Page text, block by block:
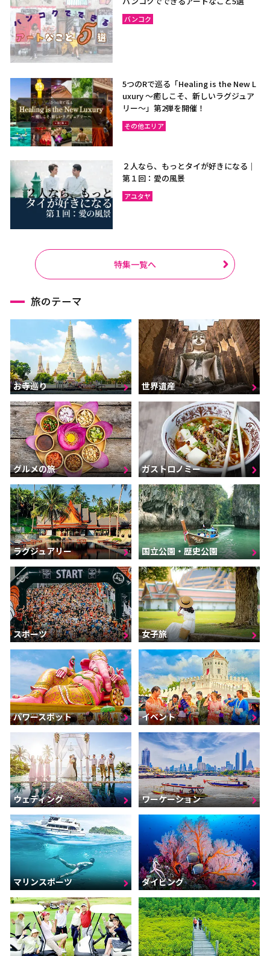
バンコク
5つのRで巡る「Healing is the New L
uxury ～癒しこそ、新しいラグジュア
リー〜」第2弾を開催！
その他エリア
２人なら、もっとタイが好きになる｜
第１回：愛の風景
アユタヤ
特集一覧へ
旅のテーマ
お寺巡り 世界遺産
グルメの旅 ガストロノミー
ラグジュアリー 国立公園・歴史公園
スポーツ 女子旅
パワースポット イベント
ウェディング ワーケーション
マリンスポーツ ダイビング